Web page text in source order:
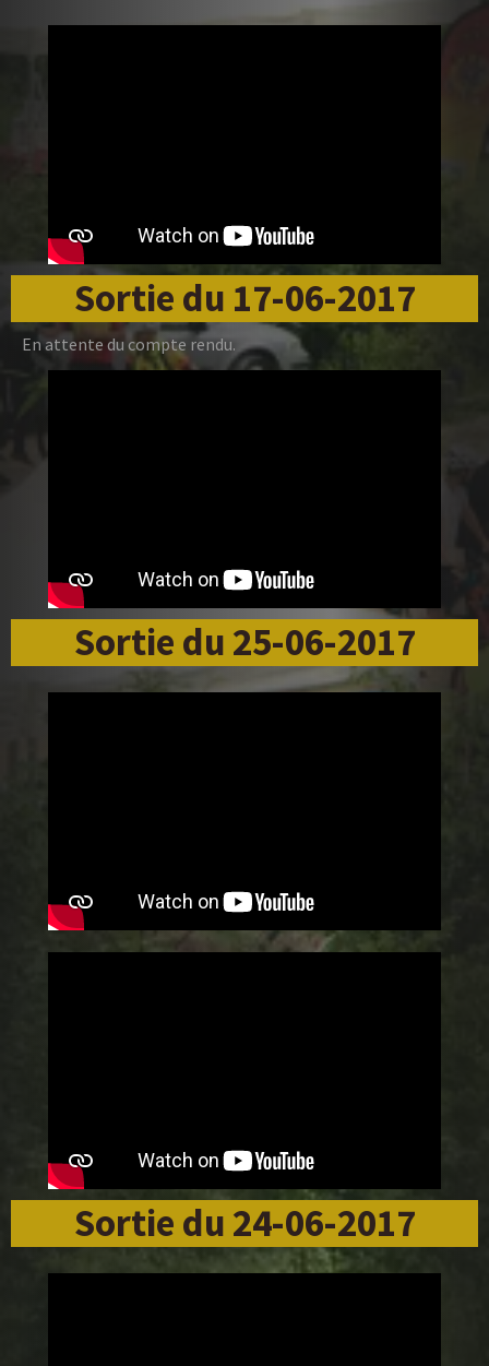
Sortie du 17-06-2017
En attente du compte rendu.
Sortie du 25-06-2017
Sortie du 24-06-2017